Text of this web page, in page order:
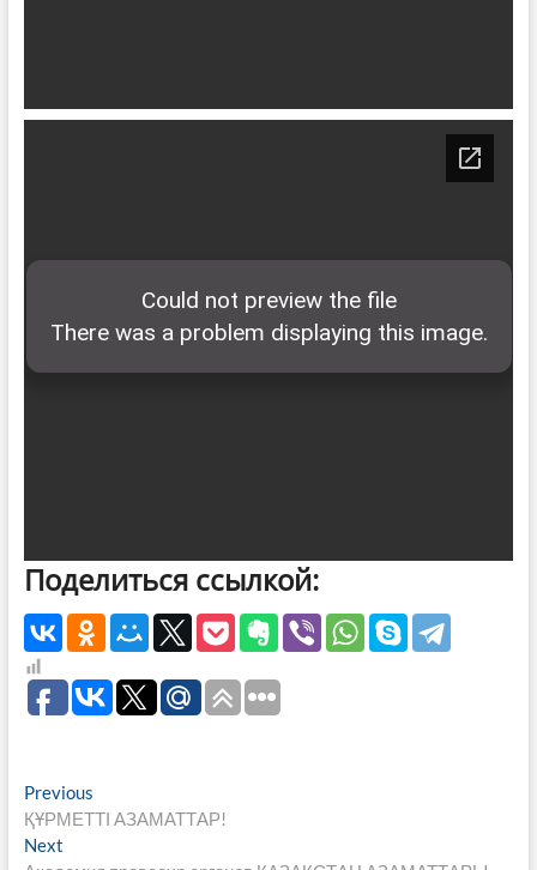
Поделиться ссылкой:
Навигация
по
PreviousPrevious
post:
ҚҰРМЕТТІ АЗАМАТТАР!
NextNext